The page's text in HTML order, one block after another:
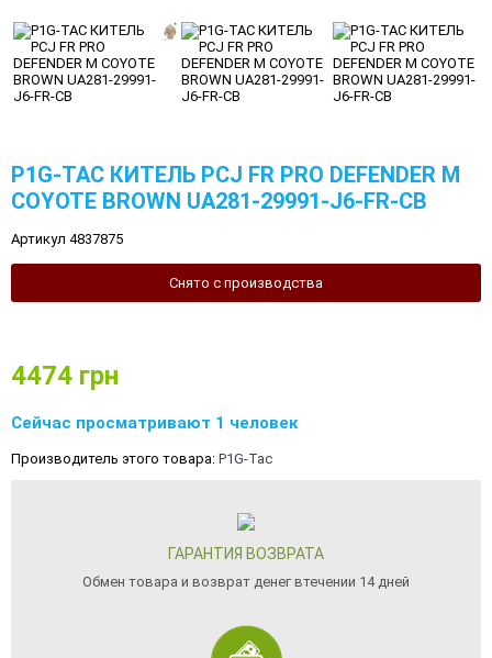
P1G-TAC КИТЕЛЬ PCJ FR PRO DEFENDER M
COYOTE BROWN UA281-29991-J6-FR-CB
Артикул 4837875
Снято с производства
4474 грн
Сейчас просматривают 1 человек
Производитель этого товара: P1G-Tac
ГАРАНТИЯ ВОЗВРАТА
Обмен товара и возврат денег втечении 14 дней